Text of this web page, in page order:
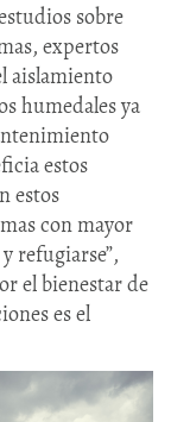
sobre
expertos
aislamiento
humedales ya
estos
estos
con mayor
refugiarse”,
el bienestar de
es el